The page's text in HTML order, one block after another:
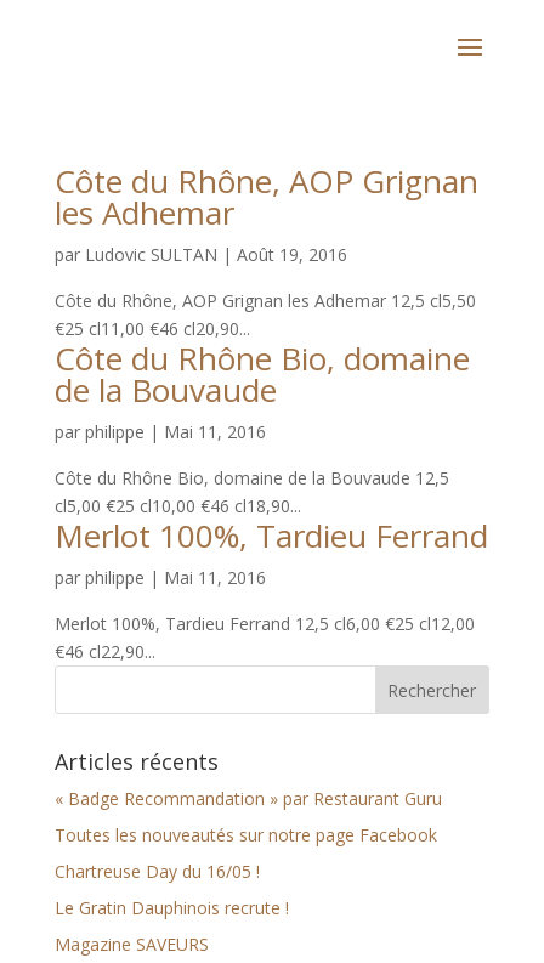
Côte du Rhône, AOP Grignan
les Adhemar
par Ludovic SULTAN | Août 19, 2016
Côte du Rhône, AOP Grignan les Adhemar 12,5 cl5,50
€25 cl11,00 €46 cl20,90...
Côte du Rhône Bio, domaine
de la Bouvaude
par philippe | Mai 11, 2016
Côte du Rhône Bio, domaine de la Bouvaude 12,5
cl5,00 €25 cl10,00 €46 cl18,90...
Merlot 100%, Tardieu Ferrand
par philippe | Mai 11, 2016
Merlot 100%, Tardieu Ferrand 12,5 cl6,00 €25 cl12,00
€46 cl22,90...
Articles récents
« Badge Recommandation » par Restaurant Guru
Toutes les nouveautés sur notre page Facebook
Chartreuse Day du 16/05 !
Le Gratin Dauphinois recrute !
Magazine SAVEURS